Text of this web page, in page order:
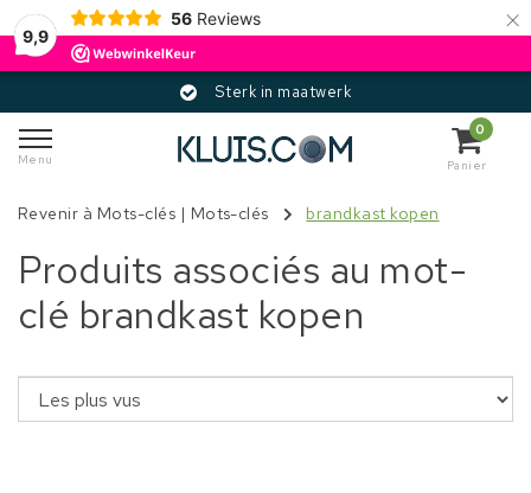
9,9
56 Reviews ×
Sterk in maatwerk
Menu
0
Panier
Revenir à Mots-clés | Mots-clés brandkast kopen
Produits associés au mot-
clé brandkast kopen